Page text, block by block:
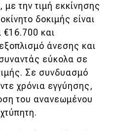
την τιμή εκκίνησης
δοκιμής είναι
€16.700 και
άνεσης και
εύκολα σε
Σε συνδυασμό
χρόνια εγγύησης,
του ανανεωμένου